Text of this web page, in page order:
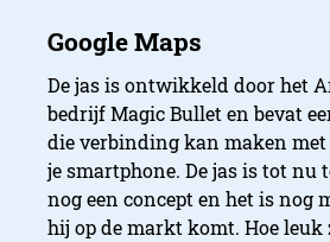
De jas is ontwikkeld door het
bedrijf Magic Bullet en bevat
die verbinding kan maken met
je smartphone. De jas is tot nu
nog een concept en het is nog
hij op de markt komt. Hoe leuk